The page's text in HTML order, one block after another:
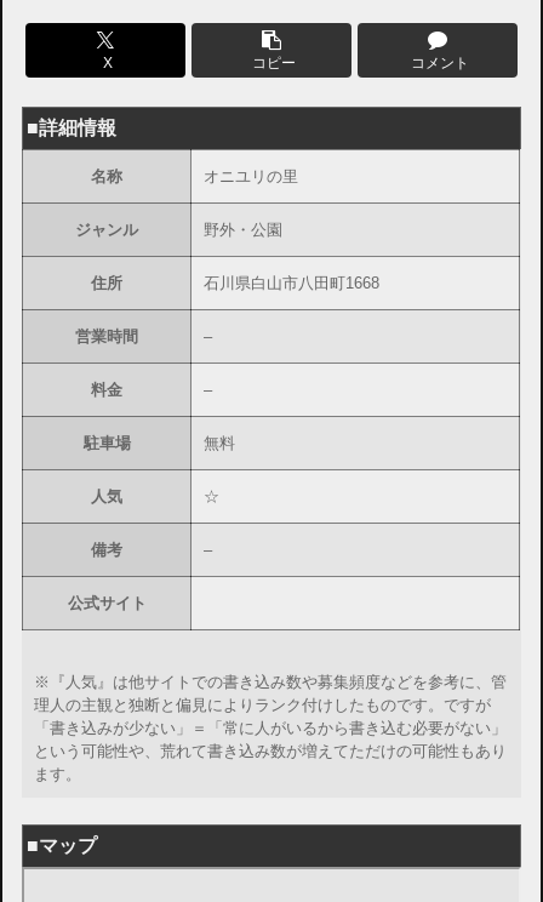
X コピー コメント
■詳細情報
名称 オニユリの里
ジャンル 野外・公園
住所 石川県白山市八田町1668
営業時間 –
料金 –
駐車場 無料
人気 ☆
備考 –
公式サイト
※『人気』は他サイトでの書き込み数や募集頻度などを参考に、管
理人の主観と独断と偏見によりランク付けしたものです。ですが
「書き込みが少ない」＝「常に人がいるから書き込む必要がない」
という可能性や、荒れて書き込み数が増えてただけの可能性もあり
ます。
■マップ